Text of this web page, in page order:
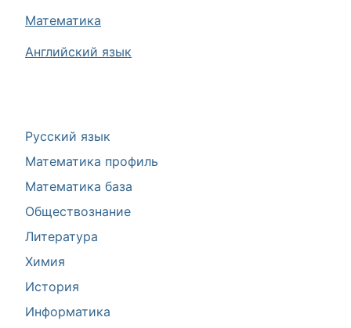
Русский язык
Математика профиль
Математика база
Обществознание
Литература
Химия
История
Информатика
Математика
Английский язык